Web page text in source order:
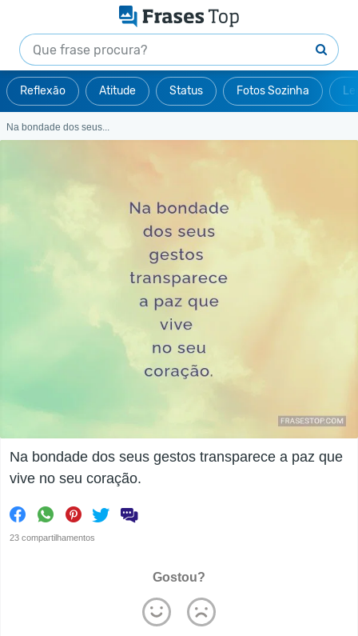
Reflexão Atitude Status Fotos Sozinha
Na bondade dos seus...
Na bondade dos seus gestos transparece a paz que
vive no seu coração.
23 compartilhamentos
Gostou?